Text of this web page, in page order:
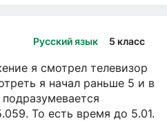
Русский язык 5 класс
я смотрел телевизор
я начал раньше 5 и в
То есть время до 5.01.